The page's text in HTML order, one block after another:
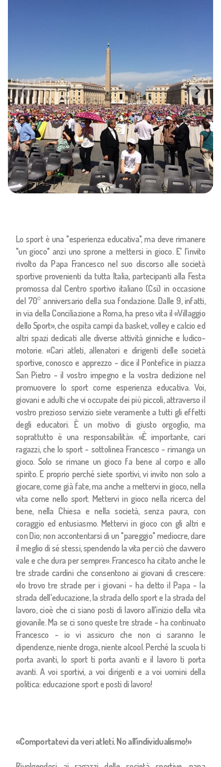
Lo sport è una "esperienza educativa", ma deve rimanere
"un gioco" anzi uno sprone a mettersi in gioco. E' l'invito
rivolto da Papa Francesco nel suo discorso alle società
sportive provenienti da tutta Italia, partecipanti alla Festa
promossa dal Centro sportivo italiano (Csi) in occasione
del 70° anniversario della sua fondazione. Dalle 9, infatti,
in via della Conciliazione a Roma, ha preso vita il «Villaggio
dello Sport», che ospita campi da basket, volley e calcio ed
altri spazi dedicati alle diverse attività ginniche e ludico-
motorie. «Cari atleti, allenatori e dirigenti delle società
sportive, conosco e apprezzo - dice il Pontefice in piazza
San Pietro - il vostro impegno e la vostra dedizione nel
promuovere lo sport come esperienza educativa. Voi,
giovani e adulti che vi occupate dei più piccoli, attraverso il
vostro prezioso servizio siete veramente a tutti gli effetti
degli educatori. È un motivo di giusto orgoglio, ma
soprattutto è una responsabilità». «È importante, cari
ragazzi, che lo sport - sottolinea Francesco - rimanga un
gioco. Solo se rimane un gioco fa bene al corpo e allo
spirito. E proprio perché siete sportivi, vi invito non solo a
giocare, come già fate, ma anche a mettervi in gioco, nella
vita come nello sport. Mettervi in gioco nella ricerca del
bene, nella Chiesa e nella società, senza paura, con
coraggio ed entusiasmo. Mettervi in gioco con gli altri e
con Dio; non accontentarsi di un "pareggio" mediocre, dare
il meglio di sé stessi, spendendo la vita per ciò che davvero
vale e che dura per sempre». Francesco ha citato anche le
tre strade cardini che consentono ai giovani di crescere:
«Io trovo tre strade per i giovani - ha detto il Papa - la
strada dell'educazione, la strada dello sport e la strada del
lavoro, cioè che ci siano posti di lavoro all'inizio della vita
giovanile. Ma se ci sono queste tre strade - ha continuato
Francesco - io vi assicuro che non ci saranno le
dipendenze, niente droga, niente alcool. Perché la scuola ti
porta avanti, lo sport ti porta avanti e il lavoro ti porta
avanti. A voi sportivi, a voi dirigenti e a voi uomini della
politica: educazione sport e posti di lavoro!
«Comportatevi da veri atleti. No all'individualismo!»